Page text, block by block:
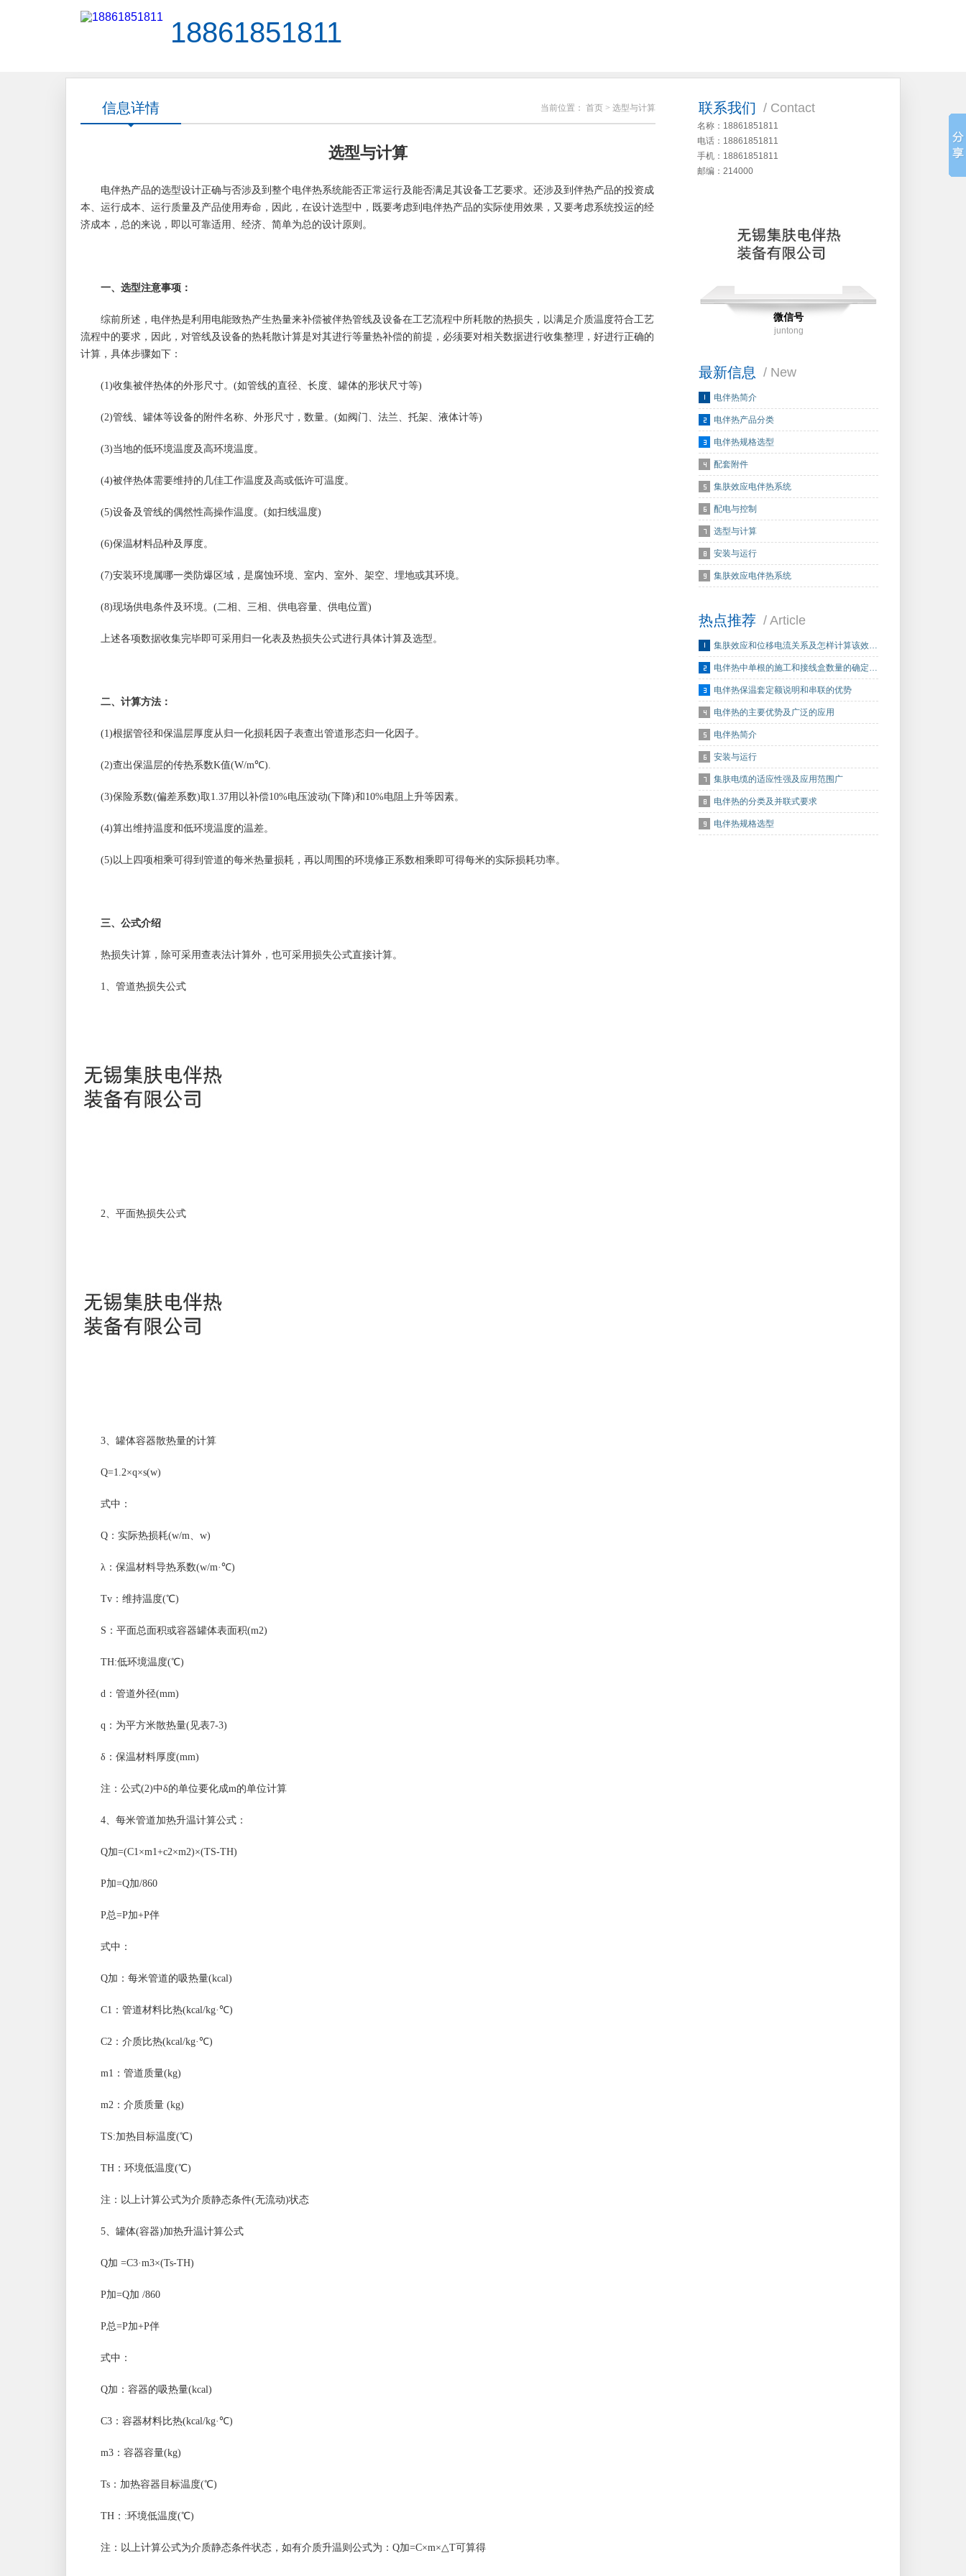
18861851811
联系我们 / Contact
名称：18861851811
电话：18861851811
手机：18861851811
邮编：214000
微信号
juntong
最新信息 / New
电伴热简介
电伴热产品分类
电伴热规格选型
配套附件
集肤效应电伴热系统
配电与控制
选型与计算
安装与运行
集肤效应电伴热系统
热点推荐 / Article
集肤效应和位移电流关系及怎样计算该效…
电伴热中单根的施工和接线盒数量的确定…
电伴热保温套定额说明和串联的优势
电伴热的主要优势及广泛的应用
电伴热简介
安装与运行
集肤电缆的适应性强及应用范围广
电伴热的分类及并联式要求
电伴热规格选型
信息详情 当前位置： 首页 > 选型与计算
选型与计算
电伴热产品的选型设计正确与否涉及到整个电伴热系统能否正常运行及能否满足其设备工艺要求。还涉及到伴热产品的投资成
本、运行成本、运行质量及产品使用寿命，因此，在设计选型中，既要考虑到电伴热产品的实际使用效果，又要考虑系统投运的经
济成本，总的来说，即以可靠适用、经济、简单为总的设计原则。
一、选型注意事项：
综前所述，电伴热是利用电能致热产生热量来补偿被伴热管线及设备在工艺流程中所耗散的热损失，以满足介质温度符合工艺
流程中的要求，因此，对管线及设备的热耗散计算是对其进行等量热补偿的前提，必须要对相关数据进行收集整理，好进行正确的
计算，具体步骤如下：
(1)收集被伴热体的外形尺寸。(如管线的直径、长度、罐体的形状尺寸等)
(2)管线、罐体等设备的附件名称、外形尺寸，数量。(如阀门、法兰、托架、液体计等)
(3)当地的低环境温度及高环境温度。
(4)被伴热体需要维持的几佳工作温度及高或低许可温度。
(5)设备及管线的偶然性高操作温度。(如扫线温度)
(6)保温材料品种及厚度。
(7)安装环境属哪一类防爆区域，是腐蚀环境、室内、室外、架空、埋地或其环境。
(8)现场供电条件及环境。(二相、三相、供电容量、供电位置)
上述各项数据收集完毕即可采用归一化表及热损失公式进行具体计算及选型。
二、计算方法：
(1)根据管径和保温层厚度从归一化损耗因子表查出管道形态归一化因子。
(2)查出保温层的传热系数K值(W/m℃).
(3)保险系数(偏差系数)取1.37用以补偿10%电压波动(下降)和10%电阻上升等因素。
(4)算出维持温度和低环境温度的温差。
(5)以上四项相乘可得到管道的每米热量损耗，再以周围的环境修正系数相乘即可得每米的实际损耗功率。
三、公式介绍
热损失计算，除可采用查表法计算外，也可采用损失公式直接计算。
1、管道热损失公式
2、平面热损失公式
3、罐体容器散热量的计算
Q=1.2×q×s(w)
式中：
Q：实际热损耗(w/m、w)
λ：保温材料导热系数(w/m·℃)
Tv：维持温度(℃)
S：平面总面积或容器罐体表面积(m2)
TH:低环境温度(℃)
d：管道外径(mm)
q：为平方米散热量(见表7-3)
δ：保温材料厚度(mm)
注：公式(2)中δ的单位要化成m的单位计算
4、每米管道加热升温计算公式：
Q加=(C1×m1+c2×m2)×(TS-TH)
P加=Q加/860
P总=P加+P伴
式中：
Q加：每米管道的吸热量(kcal)
C1：管道材料比热(kcal/kg·℃)
C2：介质比热(kcal/kg·℃)
m1：管道质量(kg)
m2：介质质量 (kg)
TS:加热目标温度(℃)
TH：环境低温度(℃)
注：以上计算公式为介质静态条件(无流动)状态
5、罐体(容器)加热升温计算公式
Q加 =C3·m3×(Ts-TH)
P加=Q加 /860
P总=P加+P伴
式中：
Q加：容器的吸热量(kcal)
C3：容器材料比热(kcal/kg·℃)
m3：容器容量(kg)
Ts：加热容器目标温度(℃)
TH：:环境低温度(℃)
注：以上计算公式为介质静态条件状态，如有介质升温则公式为：Q加=C×m×△T可算得